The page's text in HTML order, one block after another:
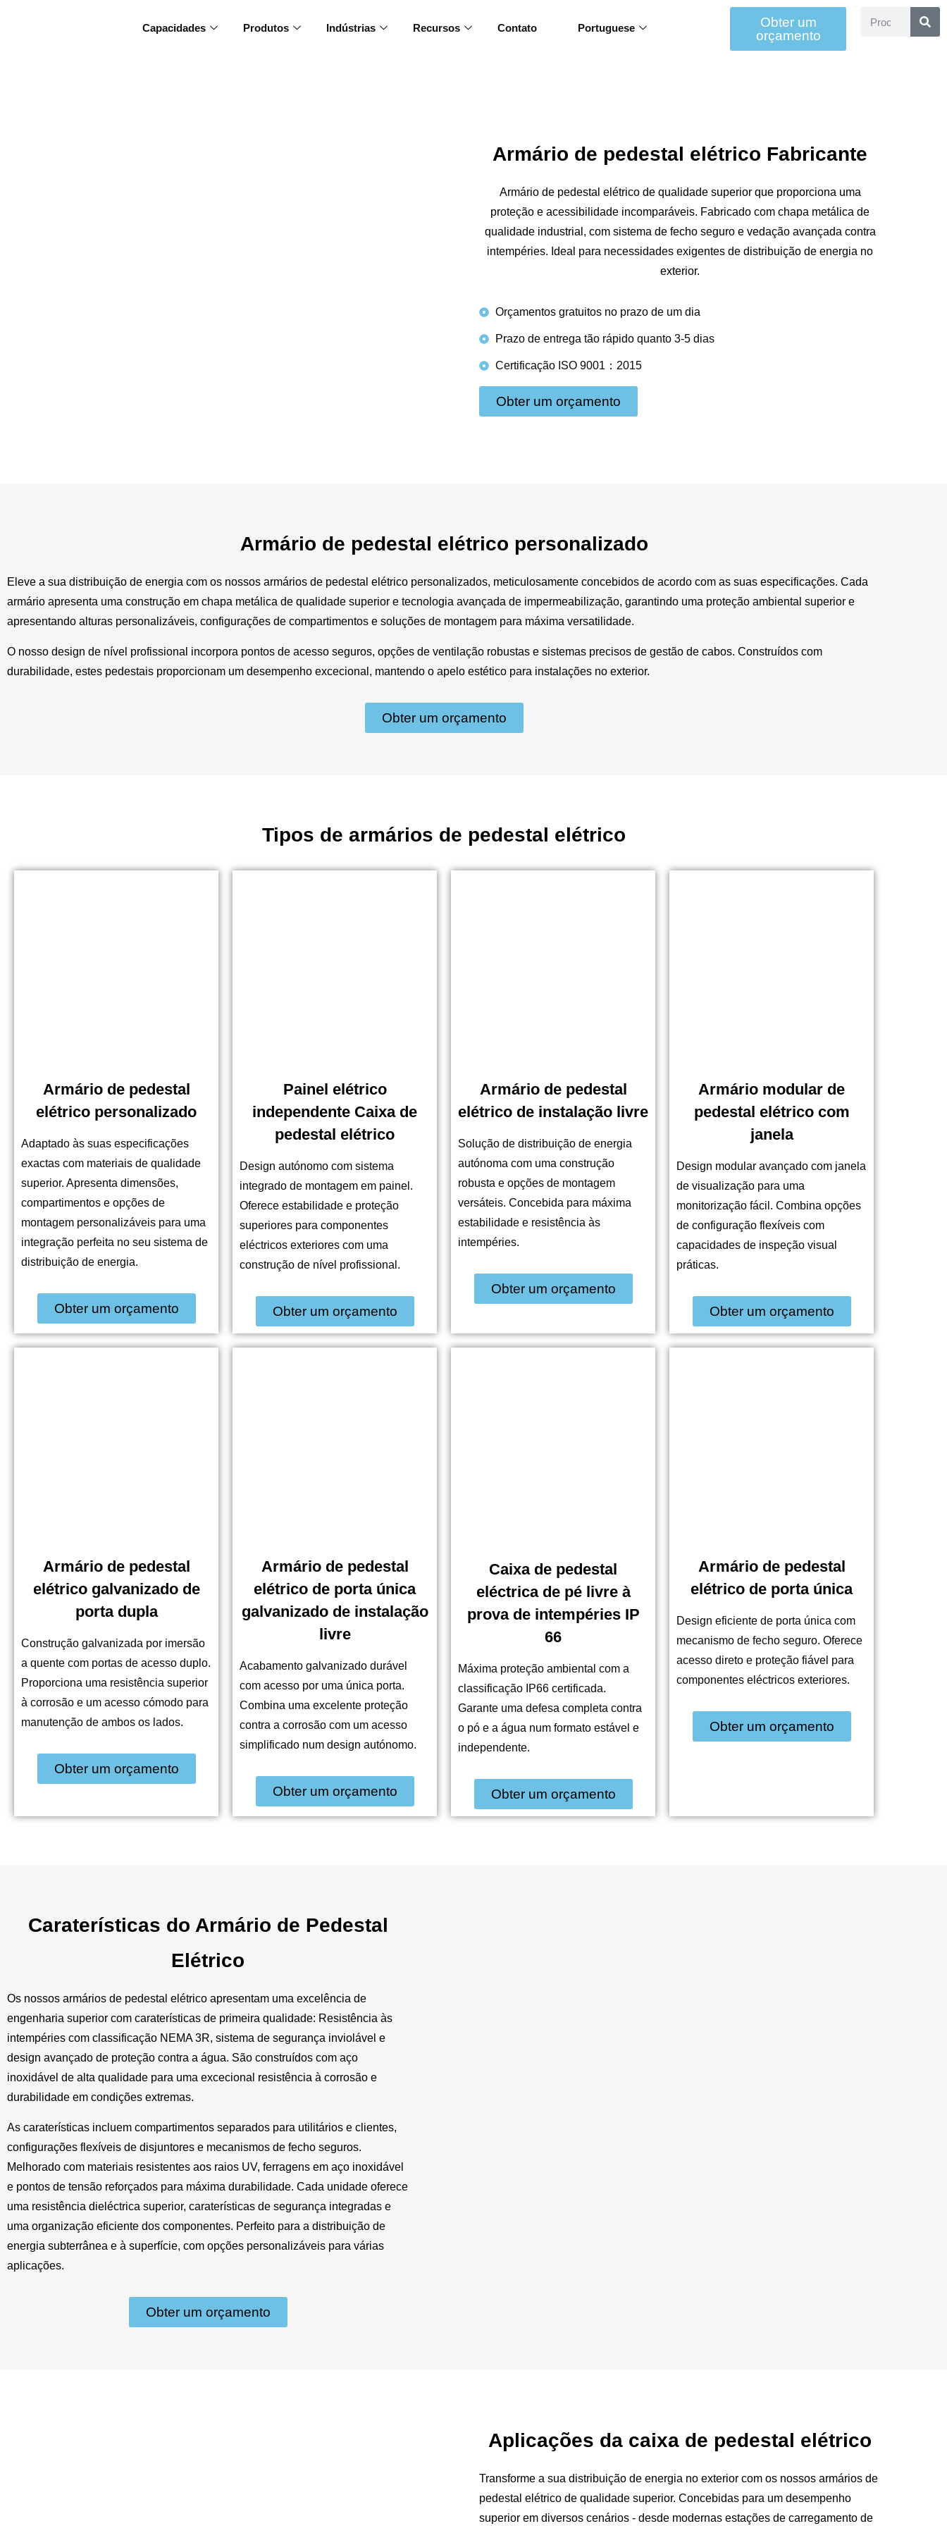
Capacidades Produtos Indústrias Recursos Contato Portuguese
Obter um
orçamento
Armário de pedestal elétrico Fabricante
Armário de pedestal elétrico de qualidade superior que proporciona uma
proteção e acessibilidade incomparáveis. Fabricado com chapa metálica de
qualidade industrial, com sistema de fecho seguro e vedação avançada contra
intempéries. Ideal para necessidades exigentes de distribuição de energia no
exterior.
Orçamentos gratuitos no prazo de um dia
Prazo de entrega tão rápido quanto 3-5 dias
Certificação ISO 9001：2015
Obter um orçamento
Armário de pedestal elétrico personalizado
Eleve a sua distribuição de energia com os nossos armários de pedestal elétrico personalizados, meticulosamente concebidos de acordo com as suas especificações. Cada
armário apresenta uma construção em chapa metálica de qualidade superior e tecnologia avançada de impermeabilização, garantindo uma proteção ambiental superior e
apresentando alturas personalizáveis, configurações de compartimentos e soluções de montagem para máxima versatilidade.
O nosso design de nível profissional incorpora pontos de acesso seguros, opções de ventilação robustas e sistemas precisos de gestão de cabos. Construídos com
durabilidade, estes pedestais proporcionam um desempenho excecional, mantendo o apelo estético para instalações no exterior.
Obter um orçamento
Tipos de armários de pedestal elétrico
Armário de pedestal
elétrico personalizado
Adaptado às suas especificações
exactas com materiais de qualidade
superior. Apresenta dimensões,
compartimentos e opções de
montagem personalizáveis para uma
integração perfeita no seu sistema de
distribuição de energia.
Obter um orçamento
Painel elétrico
independente Caixa de
pedestal elétrico
Design autónomo com sistema
integrado de montagem em painel.
Oferece estabilidade e proteção
superiores para componentes
eléctricos exteriores com uma
construção de nível profissional.
Obter um orçamento
Armário de pedestal
elétrico de instalação livre
Solução de distribuição de energia
autónoma com uma construção
robusta e opções de montagem
versáteis. Concebida para máxima
estabilidade e resistência às
intempéries.
Obter um orçamento
Armário modular de
pedestal elétrico com
janela
Design modular avançado com janela
de visualização para uma
monitorização fácil. Combina opções
de configuração flexíveis com
capacidades de inspeção visual
práticas.
Obter um orçamento
Armário de pedestal
elétrico galvanizado de
porta dupla
Construção galvanizada por imersão
a quente com portas de acesso duplo.
Proporciona uma resistência superior
à corrosão e um acesso cómodo para
manutenção de ambos os lados.
Obter um orçamento
Armário de pedestal
elétrico de porta única
galvanizado de instalação
livre
Acabamento galvanizado durável
com acesso por uma única porta.
Combina uma excelente proteção
contra a corrosão com um acesso
simplificado num design autónomo.
Obter um orçamento
Caixa de pedestal
eléctrica de pé livre à
prova de intempéries IP
66
Máxima proteção ambiental com a
classificação IP66 certificada.
Garante uma defesa completa contra
o pó e a água num formato estável e
independente.
Obter um orçamento
Armário de pedestal
elétrico de porta única
Design eficiente de porta única com
mecanismo de fecho seguro. Oferece
acesso direto e proteção fiável para
componentes eléctricos exteriores.
Obter um orçamento
Caraterísticas do Armário de Pedestal
Elétrico
Os nossos armários de pedestal elétrico apresentam uma excelência de
engenharia superior com caraterísticas de primeira qualidade: Resistência às
intempéries com classificação NEMA 3R, sistema de segurança inviolável e
design avançado de proteção contra a água. São construídos com aço
inoxidável de alta qualidade para uma excecional resistência à corrosão e
durabilidade em condições extremas.
As caraterísticas incluem compartimentos separados para utilitários e clientes,
configurações flexíveis de disjuntores e mecanismos de fecho seguros.
Melhorado com materiais resistentes aos raios UV, ferragens em aço inoxidável
e pontos de tensão reforçados para máxima durabilidade. Cada unidade oferece
uma resistência dieléctrica superior, caraterísticas de segurança integradas e
uma organização eficiente dos componentes. Perfeito para a distribuição de
energia subterrânea e à superfície, com opções personalizáveis para várias
aplicações.
Obter um orçamento
Aplicações da caixa de pedestal elétrico
Transforme a sua distribuição de energia no exterior com os nossos armários de
pedestal elétrico de qualidade superior. Concebidas para um desempenho
superior em diversos cenários - desde modernas estações de carregamento de